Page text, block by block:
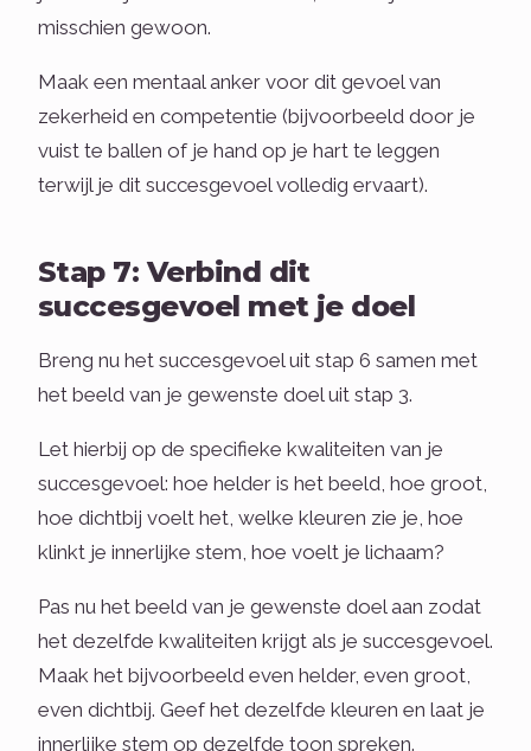
misschien gewoon.
Maak een mentaal anker voor dit gevoel van
zekerheid en competentie (bijvoorbeeld door je
vuist te ballen of je hand op je hart te leggen
terwijl je dit succesgevoel volledig ervaart).
Stap 7: Verbind dit
succesgevoel met je doel
Breng nu het succesgevoel uit stap 6 samen met
het beeld van je gewenste doel uit stap 3.
Let hierbij op de specifieke kwaliteiten van je
succesgevoel: hoe helder is het beeld, hoe groot,
hoe dichtbij voelt het, welke kleuren zie je, hoe
klinkt je innerlijke stem, hoe voelt je lichaam?
Pas nu het beeld van je gewenste doel aan zodat
het dezelfde kwaliteiten krijgt als je succesgevoel.
Maak het bijvoorbeeld even helder, even groot,
even dichtbij. Geef het dezelfde kleuren en laat je
innerlijke stem op dezelfde toon spreken.